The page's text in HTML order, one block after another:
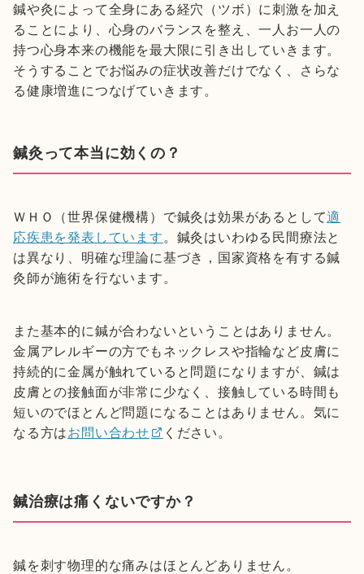
鍼や灸によって全身にある経穴（ツボ）に刺激を加え
ることにより、心身のバランスを整え、一人お一人の
持つ心身本来の機能を最大限に引き出していきます。
そうすることでお悩みの症状改善だけでなく、さらな
る健康増進につなげていきます。
鍼灸って本当に効くの？
ＷＨＯ（世界保健機構）で鍼灸は効果があるとして適
応疾患を発表しています。鍼灸はいわゆる民間療法と
は異なり、明確な理論に基づき，国家資格を有する鍼
灸師が施術を行ないます。
また基本的に鍼が合わないということはありません。
金属アレルギーの方でもネックレスや指輪など皮膚に
持続的に金属が触れていると問題になりますが、鍼は
皮膚との接触面が非常に少なく、接触している時間も
短いのでほとんど問題になることはありません。気に
なる方はお問い合わせ ください。
鍼治療は痛くないですか？
鍼を刺す物理的な痛みはほとんどありません。